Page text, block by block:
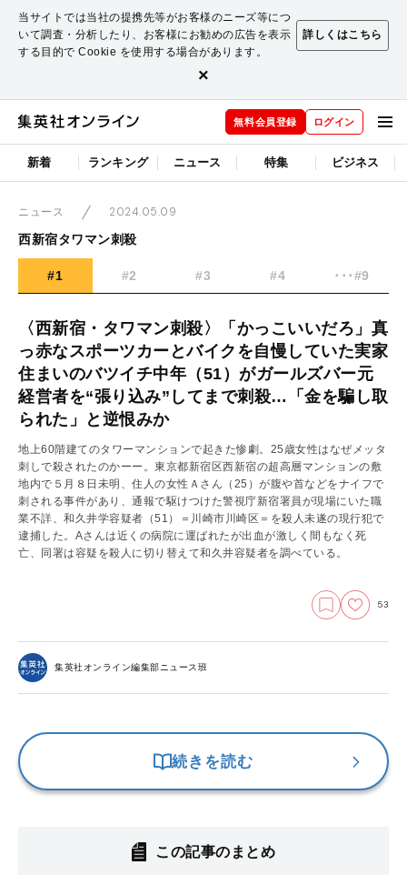
当サイトでは当社の提携先等がお客様のニーズ等につ
いて調査・分析したり、お客様にお勧めの広告を表示
する目的で Cookie を使用する場合があります。
詳しくはこちら
×
無料会員登録 ログイン
新着 ランキング ニュース 特集 ビジネス
ニュース
2024.05.09
西新宿タワマン刺殺
#1 #2 #3 #4 ･･･#9
〈西新宿・タワマン刺殺〉「かっこいいだろ」真
っ赤なスポーツカーとバイクを自慢していた実家
住まいのバツイチ中年（51）がガールズバー元
経営者を“張り込み”してまで刺殺…「金を騙し取
られた」と逆恨みか
地上60階建てのタワーマンションで起きた惨劇。25歳女性はなぜメッタ
刺しで殺されたのかーー。東京都新宿区西新宿の超高層マンションの敷
地内で５月８日未明、住人の女性Ａさん（25）が腹や首などをナイフで
刺される事件があり、通報で駆けつけた警視庁新宿署員が現場にいた職
業不詳、和久井学容疑者（51）＝川崎市川崎区＝を殺人未遂の現行犯で
逮捕した。Aさんは近くの病院に運ばれたが出血が激しく間もなく死
亡、同署は容疑を殺人に切り替えて和久井容疑者を調べている。
53
集英社オンライン編集部ニュース班
続きを読む
この記事のまとめ